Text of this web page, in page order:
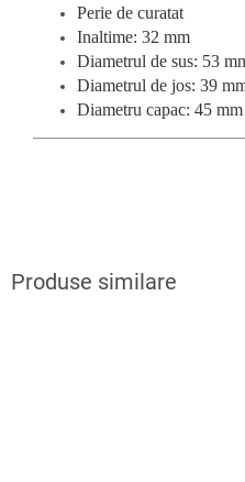
Perie de curatat
Inaltime: 32 mm
Diametrul de sus: 53
Diametrul de jos: 39
Diametru capac: 45 mm